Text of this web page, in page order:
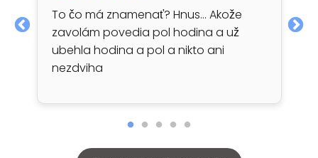
To čo má znamenať? Hnus... Akože
zavolám povedia pol hodina a už
ubehla hodina a pol a nikto ani
nezdviha